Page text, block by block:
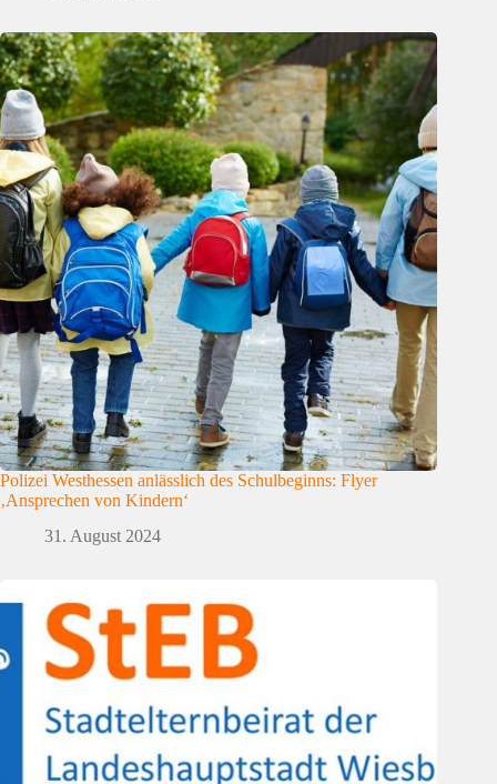
Polizei Westhessen anlässlich des Schulbeginns: Flyer
‚Ansprechen von Kindern‘
31. August 2024